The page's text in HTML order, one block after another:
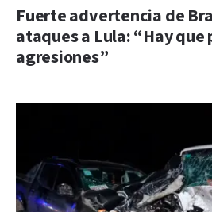
Fuerte advertencia de
ataques a Lula: “Hay que
agresiones”